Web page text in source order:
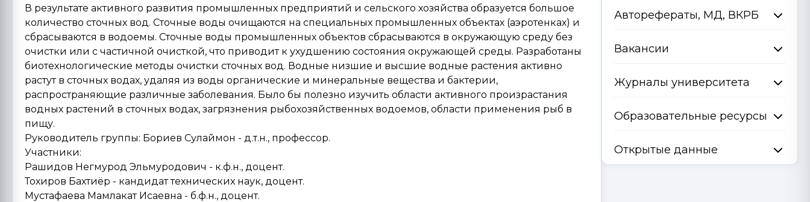
В результате активного развития промышленных предприятий и сельского хозяйства образуется большое
количество сточных вод. Сточные воды очищаются на специальных промышленных объектах (аэротенках) и
сбрасываются в водоемы. Сточные воды промышленных объектов сбрасываются в окружающую среду без
очистки или с частичной очисткой, что приводит к ухудшению состояния окружающей среды. Разработаны
биотехнологические методы очистки сточных вод. Водные низшие и высшие водные растения активно
растут в сточных водах, удаляя из воды органические и минеральные вещества и бактерии,
распространяющие различные заболевания. Было бы полезно изучить области активного произрастания
водных растений в сточных водах, загрязнения рыбохозяйственных водоемов, области применения рыб в
пищу.
Руководитель группы: Бориев Сулаймон - д.т.н., профессор.
Участники:
Рашидов Негмурод Эльмуродович - к.ф.н., доцент.
Тохиров Бахтиёр - кандидат технических наук, доцент.
Мустафаева Мамлакат Исаевна - б.ф.н., доцент.
Авторефераты, МД, ВКРБ
Вакансии
Журналы университета
Образовательные ресурсы
Открытые данные